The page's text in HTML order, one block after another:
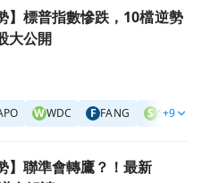
，10檔逆勢最強防守股大公
】標普指數慘跌，10檔逆勢
大公開
WWDC F FANG S STX
+9
！最新 FOMC 會議全解讀頁
】聯準會轉鷹？！最新